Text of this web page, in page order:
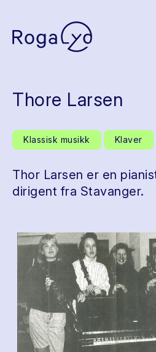
Thore Larsen
Klassisk musikk Klaver
Thor Larsen er en
dirigent fra Stavanger.